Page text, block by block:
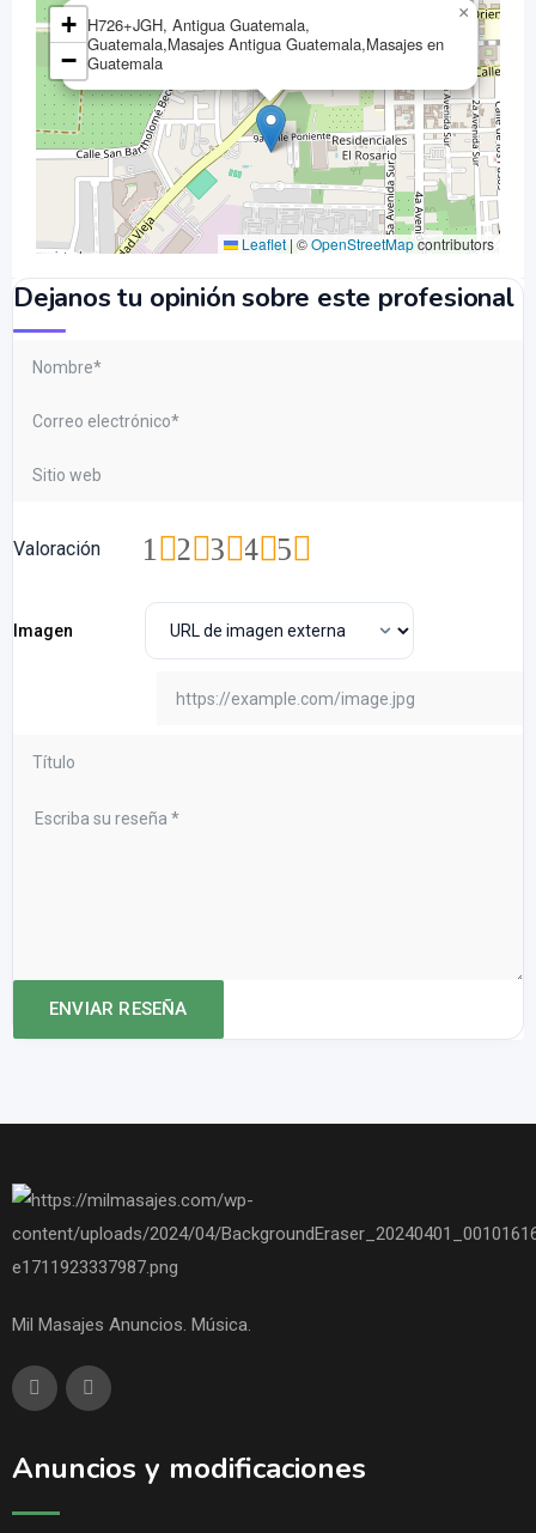
H726+JGH, Antigua Guatemala,
Guatemala,Masajes Antigua Guatemala,Masajes en
Guatemala
×
+
−
Leaflet | ©OpenStreetMapcontributors
Dejanos tu opinión sobre este profesional
Valoración 5
4
3
2
1
Imagen
Mil Masajes Anuncios. Música.
Anuncios y modificaciones